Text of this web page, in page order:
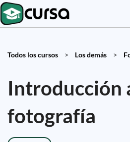
Todos los cursos > Los demás >
Introducción
fotografía